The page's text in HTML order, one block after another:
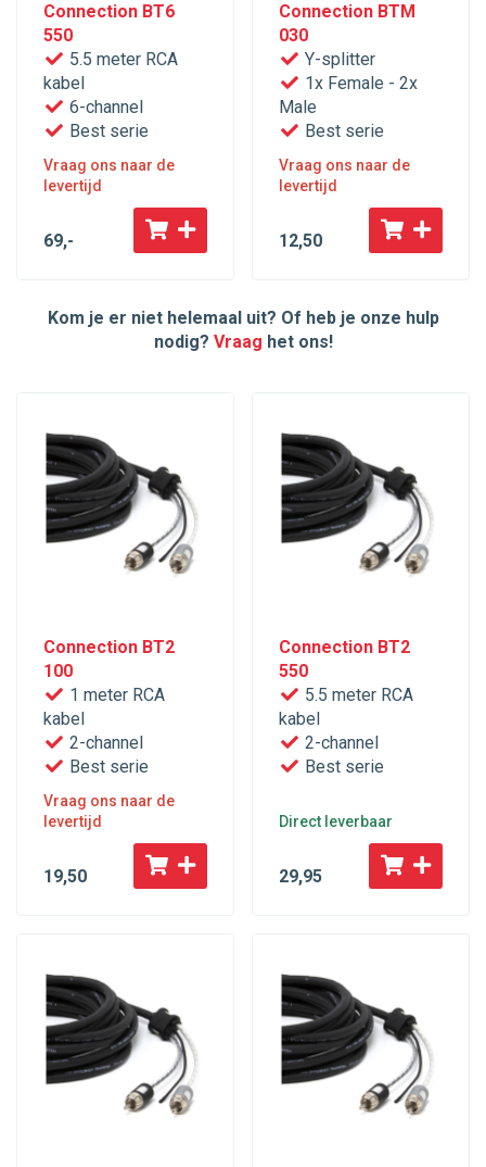
Connection BT6
550
5.5 meter RCA
kabel
6-channel
Best serie
Vraag ons naar de
levertijd
69,-
Connection BTM
030
Y-splitter
1x Female - 2x
Male
Best serie
Vraag ons naar de
levertijd
12,50
Kom je er niet helemaal uit? Of heb je onze hulp
nodig? Vraag het ons!
Connection BT2
100
1 meter RCA
kabel
2-channel
Best serie
Vraag ons naar de
levertijd
19,50
Connection BT2
550
5.5 meter RCA
kabel
2-channel
Best serie
Direct leverbaar
29,95